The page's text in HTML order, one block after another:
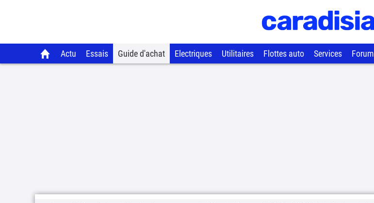
Actu Essais Guide d'achat Electriques Utilitaires Flottes auto Services Forum